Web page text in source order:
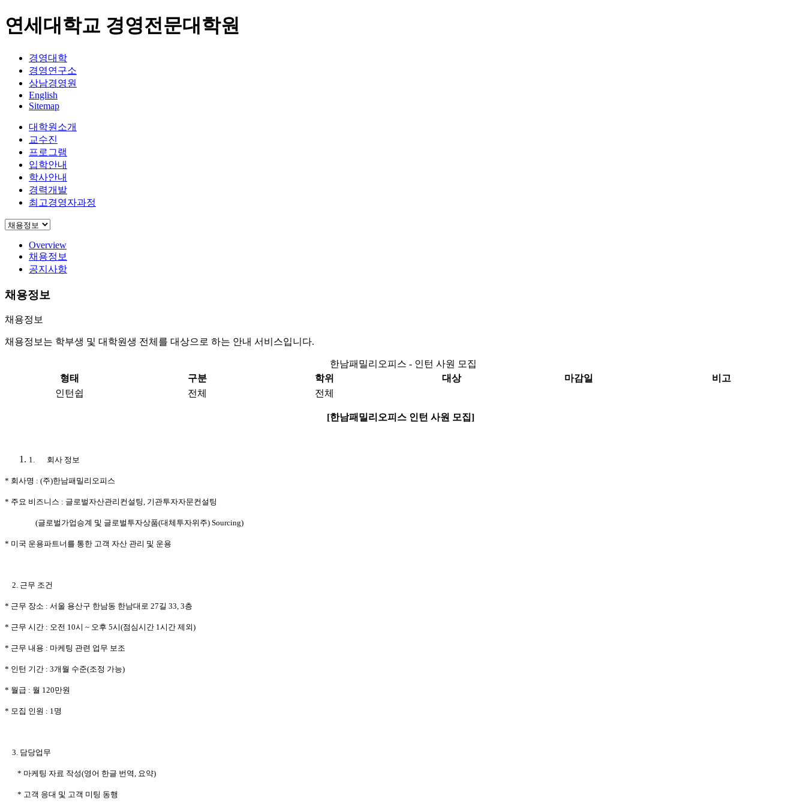
연세대학교 경영전문대학원
경영대학
경영연구소
상남경영원
English
Sitemap
대학원소개
교수진
프로그램
입학안내
학사안내
경력개발
최고경영자과정
Overview
채용정보
공지사항
채용정보
채용정보
채용정보는 학부생 및 대학원생 전체를 대상으로 하는 안내 서비스입니다.
한남패밀리오피스 - 인턴 사원 모집
형태
구분 학위 대상 마감일
비고
인턴쉽
전체 전체
[한남패밀리오피스 인턴 사원 모집]
1. 회사 정보
* 회사명 : (주)한남패밀리오피스
* 주요 비즈니스 : 글로벌자산관리컨설팅, 기관투자자문컨설팅
(글로벌가업승계 및 글로벌투자상품(대체투자위주) Sourcing)
* 미국 운용파트너를 통한 고객 자산 관리 및 운용
2. 근무 조건
* 근무 장소 : 서울 용산구 한남동 한남대로 27길 33, 3층
* 근무 시간 : 오전 10시 ~ 오후 5시(점심시간 1시간 제외)
* 근무 내용 : 마케팅 관련 업무 보조
* 인턴 기간 : 3개월 수준(조정 가능)
* 월급 : 월 120만원
* 모집 인원 : 1명
3. 담당업무
* 마케팅 자료 작성(영어 한글 번역, 요약)
* 고객 응대 및 고객 미팅 동행